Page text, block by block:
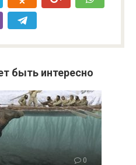
быть интересно
0